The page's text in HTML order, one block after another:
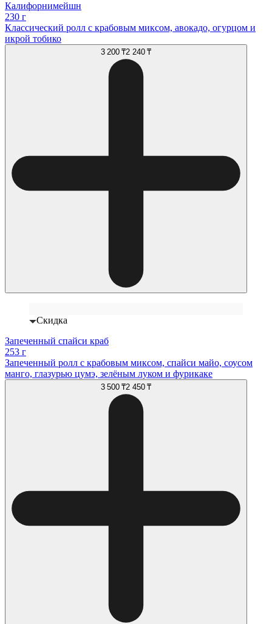
Калифорнимейшн
230 г
Классический ролл с крабовым миксом, авокадо, огурцом и
икрой тобико
3 200 ₸2 240 ₸
Скидка
Запеченный спайси краб
253 г
Запеченный ролл с крабовым миксом, спайси майо, соусом
манго, глазурью цумэ, зелёным луком и фурикаке
3 500 ₸2 450 ₸